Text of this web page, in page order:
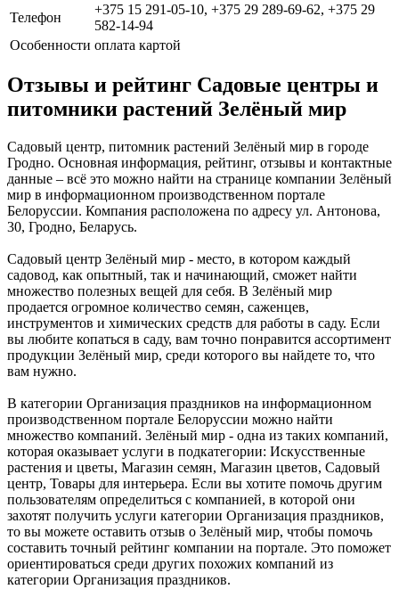
Телефон
+375 15 291-05-10, +375 29 289-69-62, +375 29
582-14-94
Особенности оплата картой
Отзывы и рейтинг Садовые центры и
питомники растений Зелёный мир
Садовый центр, питомник растений Зелёный мир в городе
Гродно. Основная информация, рейтинг, отзывы и контактные
данные – всё это можно найти на странице компании Зелёный
мир в информационном производственном портале
Белоруссии. Компания расположена по адресу ул. Антонова,
30, Гродно, Беларусь.
Садовый центр Зелёный мир - место, в котором каждый
садовод, как опытный, так и начинающий, сможет найти
множество полезных вещей для себя. В Зелёный мир
продается огромное количество семян, саженцев,
инструментов и химических средств для работы в саду. Если
вы любите копаться в саду, вам точно понравится ассортимент
продукции Зелёный мир, среди которого вы найдете то, что
вам нужно.
В категории Организация праздников на информационном
производственном портале Белоруссии можно найти
множество компаний. Зелёный мир - одна из таких компаний,
которая оказывает услуги в подкатегории: Искусственные
растения и цветы, Магазин семян, Магазин цветов, Садовый
центр, Товары для интерьера. Если вы хотите помочь другим
пользователям определиться с компанией, в которой они
захотят получить услуги категории Организация праздников,
то вы можете оставить отзыв о Зелёный мир, чтобы помочь
составить точный рейтинг компании на портале. Это поможет
ориентироваться среди других похожих компаний из
категории Организация праздников.